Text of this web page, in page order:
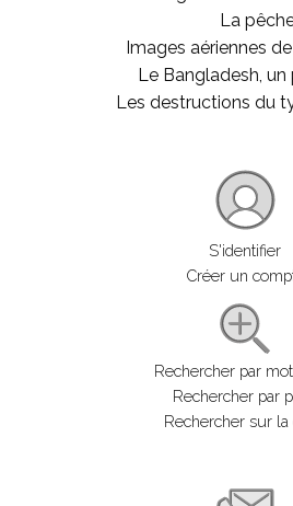
La
Images aériennes
Le Bangladesh, un
Les destructions du
S'identifier
Créer un
Rechercher par
Rechercher par
Rechercher sur la